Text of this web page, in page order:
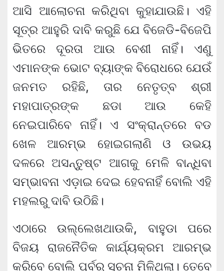
ଆସି ଆଲୋଚନା କରିଥିବା କୁହାଯାଉଛି। ଏହି
ସୂତ୍ର ଆହୁରି ଦାବି କରୁଛି ଯେ ବିଜେଡି-ବିଜେପି
ଭିତରେ ଦୂରତା ଆଉ ବେଶୀ ନାହିଁ। ଏଣୁ
ଏମାନଙ୍କ ଭୋଟ ବ୍ୟାଙ୍କ ବିରୋଧରେ ଯେଉଁ
ଜନମତ ରହିଛି, ତାର ନେତୃତ୍ବ ଶ୍ରୀ
ମହାପାତ୍ରଙ୍କ ଛଡା ଆଉ କେହି
ନେଇପାରିବେ ନାହିଁ। ଏ ସଂକ୍ରାନ୍ତରେ ବଡ
ଖେଳ ଆରମ୍ଭ ହୋଇଗଲାଣି ଓ ଉଭୟ
ଦଳରେ ଅସନ୍ତୁଷ୍ଟ ଆଗକୁ ମେଳି ବାନ୍ଧିବା
ସମ୍ଭାବନା ଏଡ଼ାଇ ଦେଇ ହେବନାହିଁ ବୋଲି ଏହି
ମହଲରୁ ଦାବି ଉଠିଛି।
ଏଠାରେ ଉଲ୍ଲେଖଥାଉକି, ବାହୁଡା ପରେ
ବିଜୟ ରାଜନୈତିକ କାର୍ଯ୍ୟକ୍ରମ ଆରମ୍ଭ
କରିବେ ବୋଲି ପୂର୍ବରୁ ସୂଚନା ମିଳିଥିଲା। ତେବେ